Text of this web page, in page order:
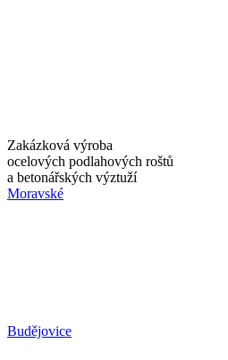
Zakázková výroba
ocelových podlahových roštů
a betonářských výztuží
Moravské
Budějovice